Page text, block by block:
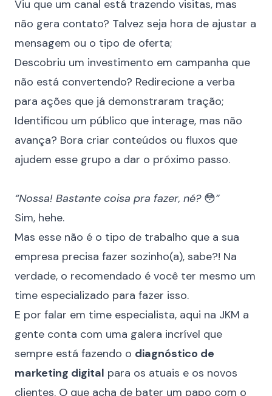
Viu que um canal está trazendo visitas, mas
não gera contato? Talvez seja hora de ajustar a
mensagem ou o tipo de oferta;
Descobriu um investimento em campanha que
não está convertendo? Redirecione a verba
para ações que já demonstraram tração;
Identificou um público que interage, mas não
avança? Bora criar conteúdos ou fluxos que
ajudem esse grupo a dar o próximo passo.
“Nossa! Bastante coisa pra fazer, né? 😳”
Sim, hehe.
Mas esse não é o tipo de trabalho que a sua
empresa precisa fazer sozinho(a), sabe?! Na
verdade, o recomendado é você ter mesmo um
time especializado para fazer isso.
E por falar em time especialista, aqui na JKM a
gente conta com uma galera incrível que
sempre está fazendo o diagnóstico de
marketing digital para os atuais e os novos
clientes. O que acha de bater um papo com o